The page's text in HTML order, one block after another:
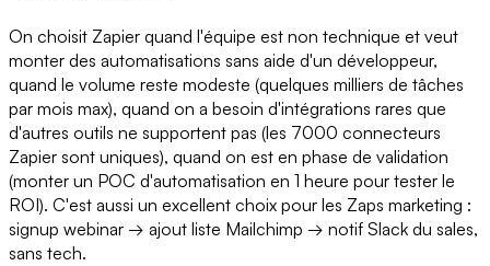
On choisit Zapier quand l'équipe est non technique et veut
monter des automatisations sans aide d'un développeur,
quand le volume reste modeste (quelques milliers de tâches
par mois max), quand on a besoin d'intégrations rares que
d'autres outils ne supportent pas (les 7000 connecteurs
Zapier sont uniques), quand on est en phase de validation
(monter un POC d'automatisation en 1 heure pour tester le
ROI). C'est aussi un excellent choix pour les Zaps marketing :
signup webinar → ajout liste Mailchimp → notif Slack du sales,
sans tech.